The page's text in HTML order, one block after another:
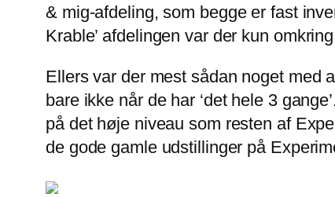
& mig-afdeling, som begge er fast
Krable’ afdelingen var der kun
Ellers var der mest sådan noget med
bare ikke når de har ‘det hele 3
på det høje niveau som resten af
de gode gamle udstillinger på